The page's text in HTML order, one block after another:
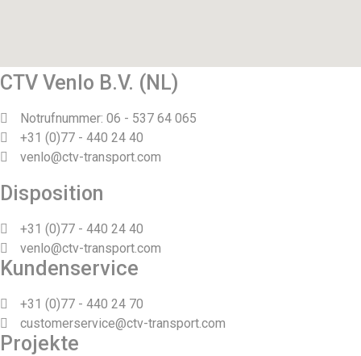
CTV Venlo B.V. (NL)
Notrufnummer: 06 - 537 64 065
+31 (0)77 - 440 24 40
venlo@ctv-transport.com
Disposition
+31 (0)77 - 440 24 40
venlo@ctv-transport.com
Kundenservice
+31 (0)77 - 440 24 70
customerservice@ctv-transport.com
Projekte